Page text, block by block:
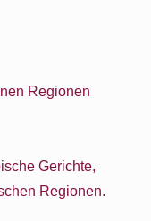
Regionen
Gerichte,
Regionen.